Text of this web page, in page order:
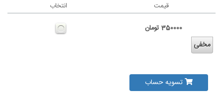
انتخاب قیمت
350000 تومان
مخفی
تسویه حساب